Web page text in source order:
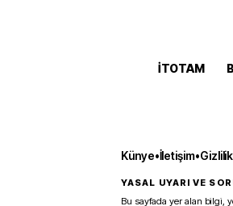
İTOTAM
Künye•İletişim•
YASAL UYARI VE
Bu sayfada yer alan bilgi,